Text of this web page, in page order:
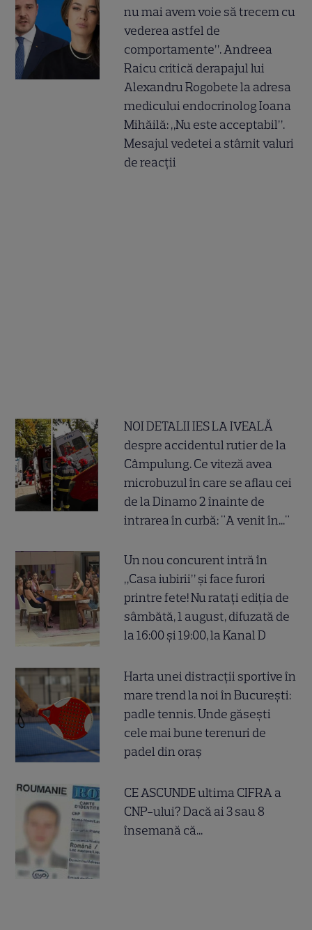
nu mai avem voie să trecem cu
vederea astfel de
comportamente”. Andreea
Raicu critică derapajul lui
Alexandru Rogobete la adresa
medicului endocrinolog Ioana
Mihăilă: „Nu este acceptabil”.
Mesajul vedetei a stârnit valuri
de reacții
NOI DETALII IES LA IVEALĂ
despre accidentul rutier de la
Câmpulung. Ce viteză avea
microbuzul în care se aflau cei
de la Dinamo 2 înainte de
intrarea în curbă: "A venit în..."
Un nou concurent intră în
„Casa iubirii” și face furori
printre fete! Nu ratați ediția de
sâmbătă, 1 august, difuzată de
la 16:00 și 19:00, la Kanal D
Harta unei distracții sportive în
mare trend la noi în București:
padle tennis. Unde găsești
cele mai bune terenuri de
padel din oraș
CE ASCUNDE ultima CIFRA a
CNP-ului? Dacă ai 3 sau 8
însemană că...